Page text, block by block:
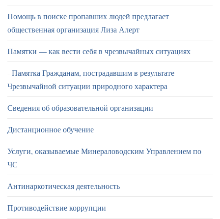
Помощь в поиске пропавших людей предлагает
общественная организация Лиза Алерт
Памятки — как вести себя в чрезвычайных ситуациях
Памятка Гражданам, пострадавшим в результате
Чрезвычайной ситуации природного характера
Сведения об образовательной организации
Дистанционное обучение
Услуги, оказываемые Минераловодским Управлением по
ЧС
Антинаркотическая деятельность
Противодействие коррупции